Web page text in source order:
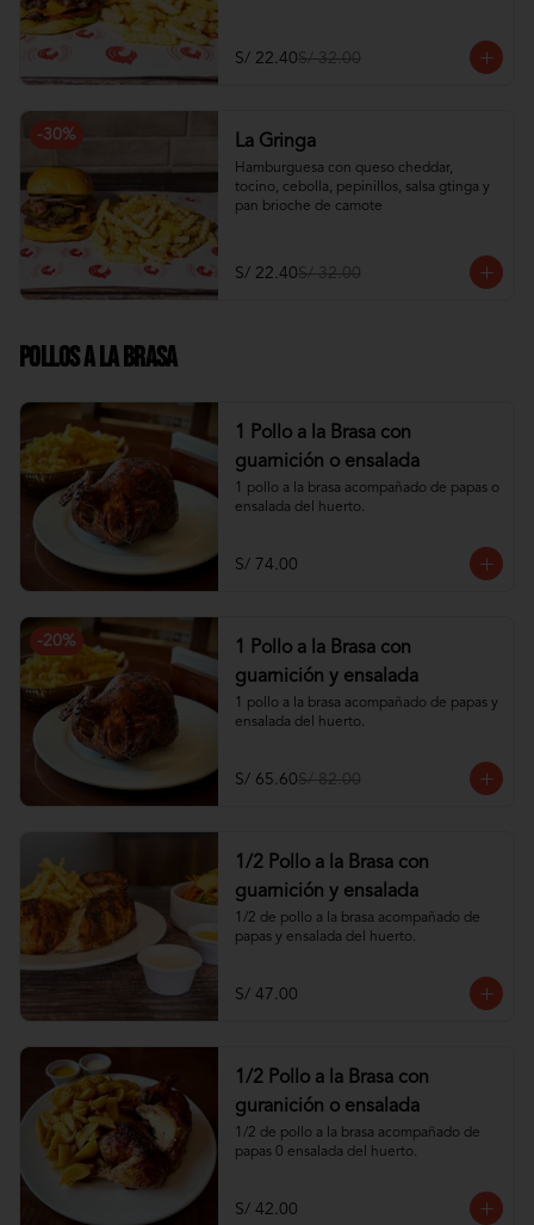
S/ 22.40S/ 32.00
-30% La Gringa
Hamburguesa con queso cheddar,
tocino, cebolla, pepinillos, salsa gtinga y
pan brioche de camote
S/ 22.40S/ 32.00
Pollos a la Brasa
1 Pollo a la Brasa con
guarnición o ensalada
1 pollo a la brasa acompañado de papas o
ensalada del huerto.
S/ 74.00
-20%
1 Pollo a la Brasa con
guarnición y ensalada
1 pollo a la brasa acompañado de papas y
ensalada del huerto.
S/ 65.60S/ 82.00
1/2 Pollo a la Brasa con
guarnición y ensalada
1/2 de pollo a la brasa acompañado de
papas y ensalada del huerto.
S/ 47.00
1/2 Pollo a la Brasa con
guranición o ensalada
1/2 de pollo a la brasa acompañado de
papas 0 ensalada del huerto.
S/ 42.00